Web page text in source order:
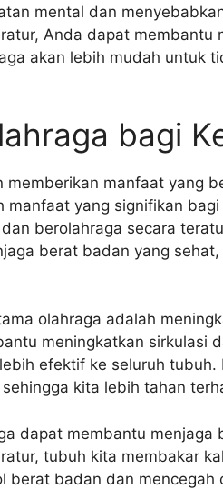
mental dan
Anda dapat membantu
akan lebih mudah untuk
bagi
memberikan manfaat yang
manfaat yang signifikan
berolahraga secara
berat badan yang
olahraga adalah
meningkatkan sirkulasi
efektif ke seluruh tubuh.
kita lebih tahan
dapat membantu menjaga
tubuh kita membakar
berat badan dan